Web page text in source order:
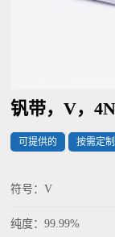
钒带，V，
可提供的 按需定制
符号：V
纯度：99.99%